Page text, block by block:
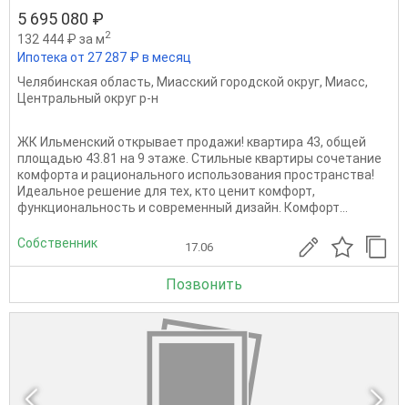
5 695 080 ₽
132 444 ₽ за м2
Ипотека от 27 287 ₽ в месяц
Челябинская область, Миасский городской округ, Миасс,
Центральный округ р-н
ЖК Ильменский открывает продажи! квартира 43, общей
площадью 43.81 на 9 этаже. Стильные квартиры сочетание
комфорта и рационального использования пространства!
Идеальное решение для тех, кто ценит комфорт,
функциональность и современный дизайн. Комфорт...
Собственник 17.06
Позвонить